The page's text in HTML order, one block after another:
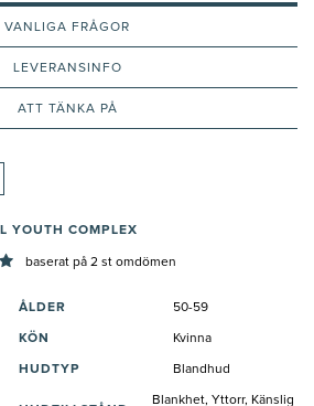
VANLIGA FRÅGOR
LEVERANSINFO
ATT TÄNKA PÅ
YOUTH COMPLEX
baserat på 2 st omdömen
ÅLDER 50-59
KÖN Kvinna
HUDTYP Blandhud
Blankhet, Yttorr, Känslig